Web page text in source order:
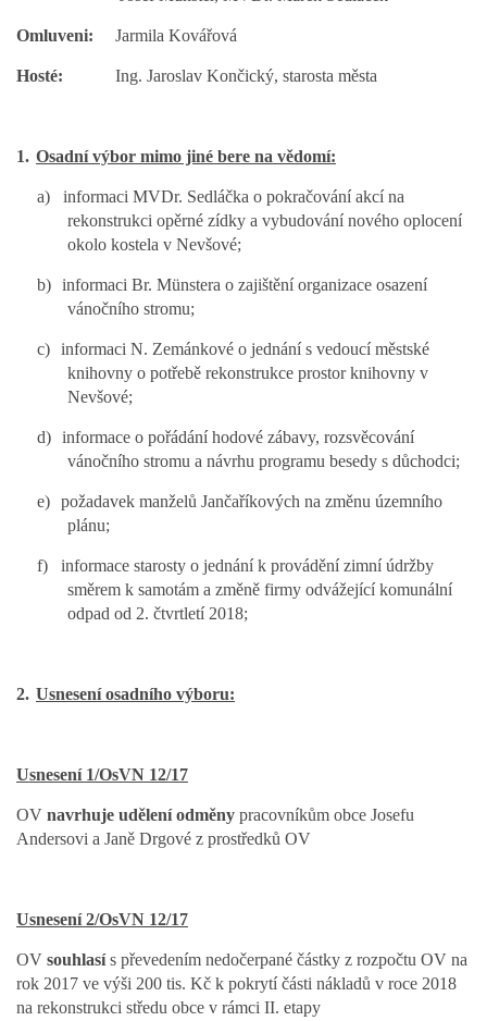
SPOLKY
INZERCE
MATCH DAY
Omluveni: Jarmila Kovářová
Hosté: Ing. Jaroslav Končický, starosta města
1. Osadní výbor mimo jiné bere na vědomí:
a)
informaci MVDr. Sedláčka o pokračování akcí na
rekonstrukci opěrné zídky a vybudování nového oplocení
okolo kostela v Nevšové;
b) informaci Br. Münstera o zajištění organizace osazení
vánočního stromu;
c) informaci N. Zemánkové o jednání s vedoucí městské
knihovny o potřebě rekonstrukce prostor knihovny v
Nevšové;
d) informace o pořádání hodové zábavy, rozsvěcování
vánočního stromu a návrhu programu besedy s důchodci;
e) požadavek manželů Jančaříkových na změnu územního
plánu;
f)
informace starosty o jednání k provádění zimní údržby
směrem k samotám a změně firmy odvážející komunální
odpad od 2. čtvrtletí 2018;
2. Usnesení osadního výboru:
Usnesení 1/OsVN 12/17
OV navrhuje udělení odměny pracovníkům obce Josefu
Andersovi a Janě Drgové z prostředků OV
Usnesení 2/OsVN 12/17
OV souhlasís převedením nedočerpané částky z rozpočtu OV na
rok 2017 ve výši 200 tis. Kč k pokrytí části nákladů v roce 2018
na rekonstrukci středu obce v rámci II. etapy